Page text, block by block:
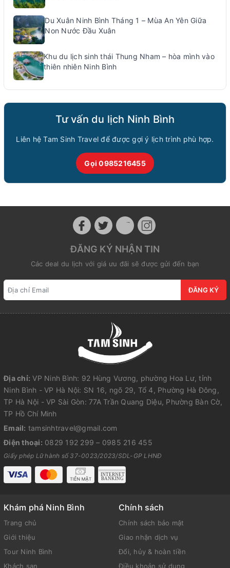
Du Xuân Ninh Bình Tháng 1 – Mùa An Yên Giữa
Non Nước Đầu Xuân
Khu du lịch sinh thái Thung Nham – hòa mình vào
thiên nhiên Ninh Bình
Tư vấn du lịch Ninh Bình
Liên hệ Tam Sinh Travel để được gợi ý lịch trình phù hợp.
Gọi 0985216455
ĐĂNG KÝ NHẬN TIN
Các deal du lịch với giá ưu đãi sẽ được gửi đến bạn
ĐĂNG KÝ
Địa chỉ: VP Ninh Bình: 92 Hùng Vương, phường Hoa Lư, tỉnh
Ninh Bình - VP Hà Nội: SN 16, ngõ 29, Tổ 4, Phường Hà Đông,
TP Hà Nội - VP Sài Gòn: 77A Trần Quang Diệu, Phường Bàn Cờ,
TP Hồ Chí Minh
Email: tamsinhtravel@gmail.com
Điện thoại: 0829 192 299 – 0985 216 455
Giấy phép Lữ hành số 37-0023/2023/SDL-GP LHNĐ
Khám phá Ninh Bình
Trang chủ
Giới thiệu
Tour Ninh Bình
Khách sạn
Chính sách
Chính sách bảo mật
Giao nhận dịch vụ
Đổi, hủy & hoàn tiền
Điều khoản sử dụng